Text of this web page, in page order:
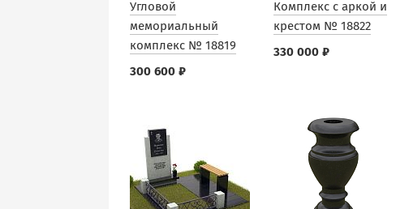
Угловой
мемориальный
комплекс № 18819
300 600 ₽
Комплекс с аркой и
крестом № 18822
330 000 ₽